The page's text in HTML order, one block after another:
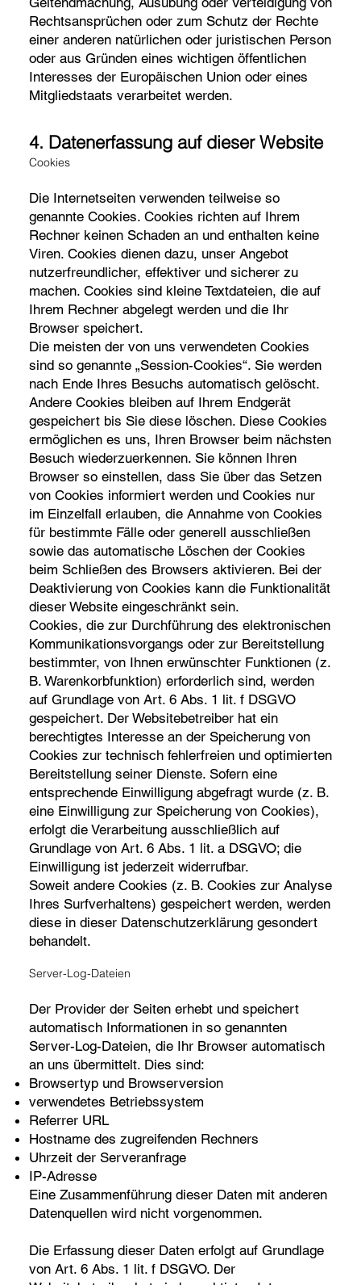
Rechtsansprüchen oder zum Schutz der Rechte
einer anderen natürlichen oder juristischen Person
oder aus Gründen eines wichtigen öffentlichen
Interesses der Europäischen Union oder eines
Mitgliedstaats verarbeitet werden.
4. Datenerfassung auf dieser Website
Cookies
Die Internetseiten verwenden teilweise so
genannte Cookies. Cookies richten auf Ihrem
Rechner keinen Schaden an und enthalten keine
Viren. Cookies dienen dazu, unser Angebot
nutzerfreundlicher, effektiver und sicherer zu
machen. Cookies sind kleine Textdateien, die auf
Ihrem Rechner abgelegt werden und die Ihr
Browser speichert.
Die meisten der von uns verwendeten Cookies
sind so genannte „Session-Cookies“. Sie werden
nach Ende Ihres Besuchs automatisch gelöscht.
Andere Cookies bleiben auf Ihrem Endgerät
gespeichert bis Sie diese löschen. Diese Cookies
ermöglichen es uns, Ihren Browser beim nächsten
Besuch wiederzuerkennen. Sie können Ihren
Browser so einstellen, dass Sie über das Setzen
von Cookies informiert werden und Cookies nur
im Einzelfall erlauben, die Annahme von Cookies
für bestimmte Fälle oder generell ausschließen
sowie das automatische Löschen der Cookies
beim Schließen des Browsers aktivieren. Bei der
Deaktivierung von Cookies kann die Funktionalität
dieser Website eingeschränkt sein.
Cookies, die zur Durchführung des elektronischen
Kommunikationsvorgangs oder zur Bereitstellung
bestimmter, von Ihnen erwünschter Funktionen (z.
B. Warenkorbfunktion) erforderlich sind, werden
auf Grundlage von Art. 6 Abs. 1 lit. f DSGVO
gespeichert. Der Websitebetreiber hat ein
berechtigtes Interesse an der Speicherung von
Cookies zur technisch fehlerfreien und optimierten
Bereitstellung seiner Dienste. Sofern eine
entsprechende Einwilligung abgefragt wurde (z. B.
eine Einwilligung zur Speicherung von Cookies),
erfolgt die Verarbeitung ausschließlich auf
Grundlage von Art. 6 Abs. 1 lit. a DSGVO; die
Einwilligung ist jederzeit widerrufbar.
Soweit andere Cookies (z. B. Cookies zur Analyse
Ihres Surfverhaltens) gespeichert werden, werden
diese in dieser Datenschutzerklärung gesondert
behandelt.
Server-Log-Dateien
Der Provider der Seiten erhebt und speichert
automatisch Informationen in so genannten
Server-Log-Dateien, die Ihr Browser automatisch
an uns übermittelt. Dies sind:
Browsertyp und Browserversion
verwendetes Betriebssystem
Referrer URL
Hostname des zugreifenden Rechners
Uhrzeit der Serveranfrage
IP-Adresse
Eine Zusammenführung dieser Daten mit anderen
Datenquellen wird nicht vorgenommen.
Die Erfassung dieser Daten erfolgt auf Grundlage
von Art. 6 Abs. 1 lit. f DSGVO. Der